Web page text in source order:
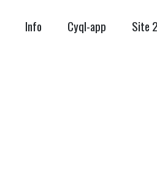
Info Cyql-app Site